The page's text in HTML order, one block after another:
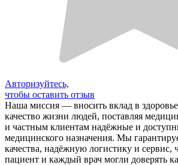
Авторизуйтесь,
чтобы оставить отзыв
Наша миссия — вносить вклад в
качество жизни людей, поставляя
и частным клиентам надёжные и
медицинского назначения. Мы
качества, надёжную логистику и
пациент и каждый врач могли доверять